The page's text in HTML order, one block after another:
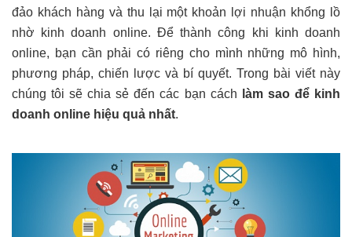
đảo khách hàng và thu lại một khoản lợi nhuận khổng lồ
nhờ kinh doanh online. Để thành công khi kinh doanh
online, bạn cần phải có riêng cho mình những mô hình,
phương pháp, chiến lược và bí quyết. Trong bài viết này
chúng tôi sẽ chia sẻ đến các bạn cách
làm sao để kinh
doanh online hiệu quả nhất.